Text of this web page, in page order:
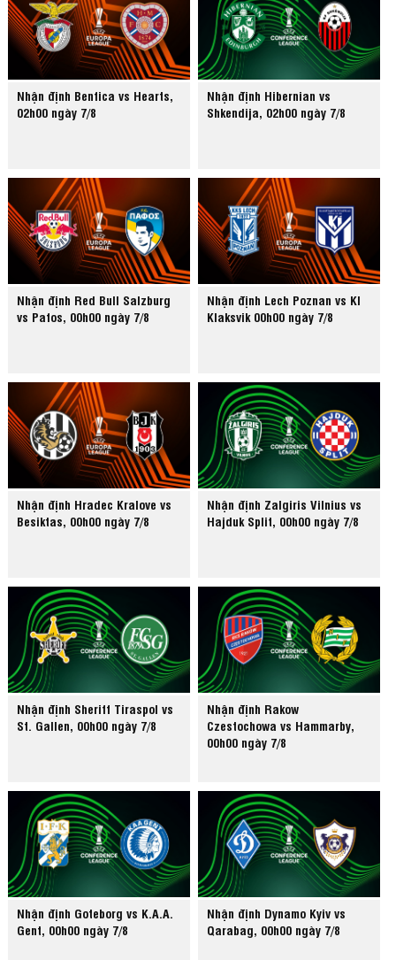
Nhận định Benfica vs Hearts,
02h00 ngày 7/8
Nhận định Hibernian vs
Shkendija, 02h00 ngày 7/8
Nhận định Red Bull Salzburg
vs Pafos, 00h00 ngày 7/8
Nhận định Lech Poznan vs KI
Klaksvik 00h00 ngày 7/8
Nhận định Hradec Kralove vs
Besiktas, 00h00 ngày 7/8
Nhận định Zalgiris Vilnius vs
Hajduk Split, 00h00 ngày 7/8
Nhận định Sheriff Tiraspol vs
St. Gallen, 00h00 ngày 7/8
Nhận định Rakow
Czestochowa vs Hammarby,
00h00 ngày 7/8
Nhận định Goteborg vs K.A.A.
Gent, 00h00 ngày 7/8
Nhận định Dynamo Kyiv vs
Qarabag, 00h00 ngày 7/8